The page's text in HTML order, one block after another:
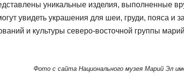
уникальные изделия, выполненные
увидеть украшения для шеи, груди, пояса и
и культуры северо-восточной группы
Фото с сайта Национального музея Марий Эл